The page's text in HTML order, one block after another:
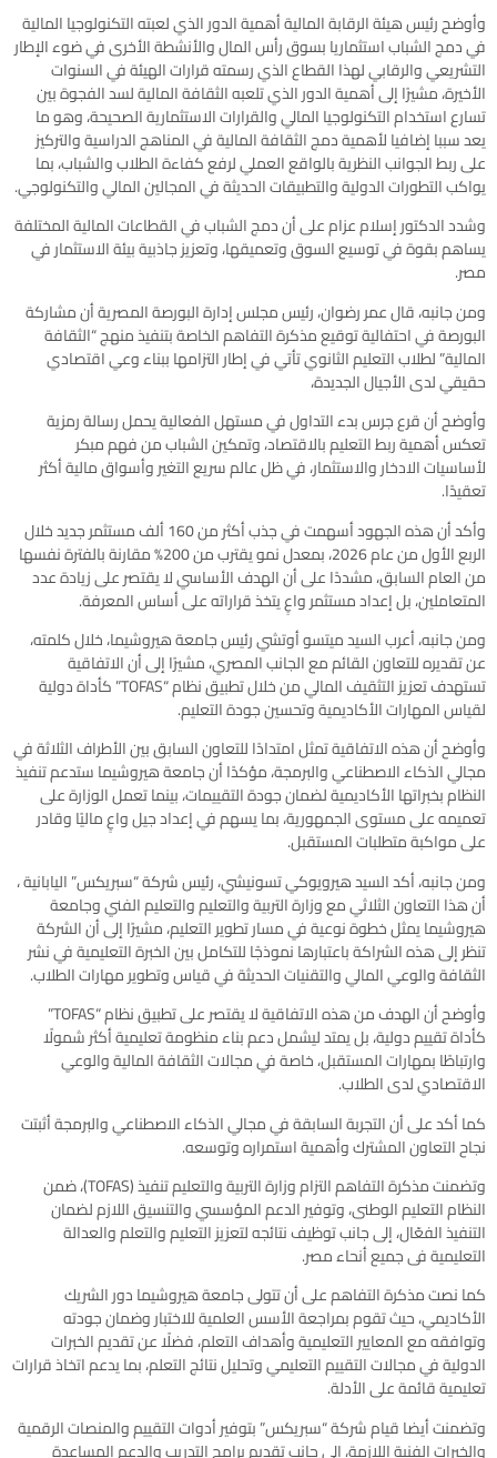
وأوضح رئيس هيئة الرقابة المالية أهمية الدور الذي لعبته التكنولوجيا المالية
في دمج الشباب استثماريا بسوق رأس المال والأنشطة الأخرى في ضوء الإطار
التشريعي والرقابي لهذا القطاع الذي رسمته قرارات الهيئة في السنوات
الأخيرة، مشيرًا إلى أهمية الدور الذي تلعبه الثقافة المالية لسد الفجوة بين
تسارع استخدام التكنولوجيا المالي والقرارات الاستثمارية الصحيحة، وهو ما
يعد سببا إضافيا لأهمية دمج الثقافة المالية في المناهج الدراسية والتركيز
على ربط الجوانب النظرية بالواقع العملي لرفع كفاءة الطلاب والشباب، بما
يواكب التطورات الدولية والتطبيقات الحديثة في المجالين المالي والتكنولوجي.
وشدد الدكتور إسلام عزام على أن دمج الشباب في القطاعات المالية المختلفة
يساهم بقوة في توسيع السوق وتعميقها، وتعزيز جاذبية بيئة الاستثمار في
مصر.
ومن جانبه، قال عمر رضوان، رئيس مجلس إدارة البورصة المصرية أن مشاركة
البورصة في احتفالية توقيع مذكرة التفاهم الخاصة بتنفيذ منهج “الثقافة
المالية” لطلاب التعليم الثانوي تأتي في إطار التزامها ببناء وعي اقتصادي
حقيقي لدى الأجيال الجديدة،
وأوضح أن قرع جرس بدء التداول في مستهل الفعالية يحمل رسالة رمزية
تعكس أهمية ربط التعليم بالاقتصاد، وتمكين الشباب من فهم مبكر
لأساسيات الادخار والاستثمار، في ظل عالم سريع التغير وأسواق مالية أكثر
تعقيدًا.
وأكد أن هذه الجهود أسهمت في جذب أكثر من 160 ألف مستثمر جديد خلال
الربع الأول من عام 2026، بمعدل نمو يقترب من 200% مقارنة بالفترة نفسها
من العام السابق، مشددًا على أن الهدف الأساسي لا يقتصر على زيادة عدد
المتعاملين، بل إعداد مستثمر واعٍ يتخذ قراراته على أساس المعرفة.
ومن جانبه، أعرب السيد ميتسو أوتشي رئيس جامعة هيروشيما، خلال كلمته،
عن تقديره للتعاون القائم مع الجانب المصري، مشيرًا إلى أن الاتفاقية
تستهدف تعزيز التثقيف المالي من خلال تطبيق نظام “TOFAS” كأداة دولية
لقياس المهارات الأكاديمية وتحسين جودة التعليم.
وأوضح أن هذه الاتفاقية تمثل امتدادًا للتعاون السابق بين الأطراف الثلاثة في
مجالي الذكاء الاصطناعي والبرمجة، مؤكدًا أن جامعة هيروشيما ستدعم تنفيذ
النظام بخبراتها الأكاديمية لضمان جودة التقييمات، بينما تعمل الوزارة على
تعميمه على مستوى الجمهورية، بما يسهم في إعداد جيل واعٍ ماليًا وقادر
على مواكبة متطلبات المستقبل.
ومن جانبه، أكد السيد هيرويوكي تسونيشي، رئيس شركة “سبريكس” اليابانية ،
أن هذا التعاون الثلاثي مع وزارة التربية والتعليم والتعليم الفني وجامعة
هيروشيما يمثل خطوة نوعية في مسار تطوير التعليم، مشيرًا إلى أن الشركة
تنظر إلى هذه الشراكة باعتبارها نموذجًا للتكامل بين الخبرة التعليمية في نشر
الثقافة والوعي المالي والتقنيات الحديثة في قياس وتطوير مهارات الطلاب.
وأوضح أن الهدف من هذه الاتفاقية لا يقتصر على تطبيق نظام “TOFAS”
كأداة تقييم دولية، بل يمتد ليشمل دعم بناء منظومة تعليمية أكثر شمولًا
وارتباطًا بمهارات المستقبل، خاصة في مجالات الثقافة المالية والوعي
الاقتصادي لدى الطلاب.
كما أكد على أن التجربة السابقة في مجالي الذكاء الاصطناعي والبرمجة أثبتت
نجاح التعاون المشترك وأهمية استمراره وتوسعه.
وتضمنت مذكرة التفاهم التزام وزارة التربية والتعليم تنفيذ (TOFAS)، ضمن
النظام التعليم الوطنى، وتوفير الدعم المؤسسي والتنسيق اللازم لضمان
التنفيذ الفعّال، إلى جانب توظيف نتائجه لتعزيز التعليم والتعلم والعدالة
التعليمية فى جميع أنحاء مصر.
كما نصت مذكرة التفاهم على أن تتولى جامعة هيروشيما دور الشريك
الأكاديمي، حيث تقوم بمراجعة الأسس العلمية للاختبار وضمان جودته
وتوافقه مع المعايير التعليمية وأهداف التعلم، فضلًا عن تقديم الخبرات
الدولية في مجالات التقييم التعليمي وتحليل نتائج التعلم، بما يدعم اتخاذ قرارات
تعليمية قائمة على الأدلة.
وتضمنت أيضا قيام شركة “سبريكس” بتوفير أدوات التقييم والمنصات الرقمية
والخبرات الفنية اللازمة، إلى جانب تقديم برامج التدريب والدعم المساعدة